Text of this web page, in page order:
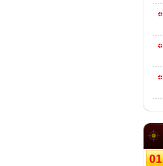
01